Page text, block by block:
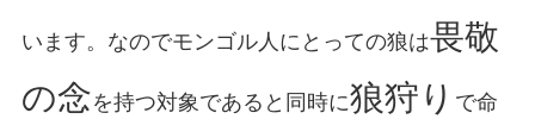
います。なのでモンゴル人にとっての狼は畏敬
の念を持つ対象であると同時に狼狩り で命